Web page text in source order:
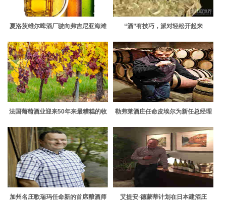
夏洛茨维尔啤酒厂驶向弗吉尼亚海滩
“酒”有技巧，派对轻松开起来
法国葡萄酒业迎来50年来最糟糕的收
勒弗莱酒庄任命皮埃尔为新任总经理
加州名庄歌瑞玛任命新的首席酿酒师 艾提安·德蒙蒂计划在日本建酒庄